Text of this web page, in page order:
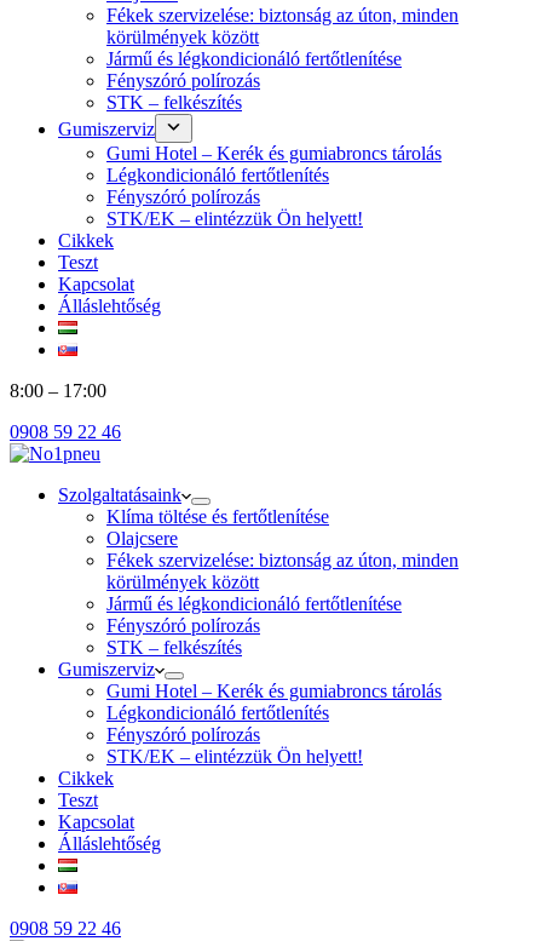
Fékek szervizelése: biztonság az úton, minden
körülmények között
Jármű és légkondicionáló fertőtlenítése
Fényszóró polírozás
STK – felkészítés
Gumiszerviz
Gumi Hotel – Kerék és gumiabroncs tárolás
Légkondicionáló fertőtlenítés
Fényszóró polírozás
STK/EK – elintézzük Ön helyett!
Cikkek
Teszt
Kapcsolat
Álláslehtőség
8:00 – 17:00
0908 59 22 46
Szolgaltatásaink
Klíma töltése és fertőtlenítése
Olajcsere
Fékek szervizelése: biztonság az úton, minden
körülmények között
Jármű és légkondicionáló fertőtlenítése
Fényszóró polírozás
STK – felkészítés
Gumiszerviz
Gumi Hotel – Kerék és gumiabroncs tárolás
Légkondicionáló fertőtlenítés
Fényszóró polírozás
STK/EK – elintézzük Ön helyett!
Cikkek
Teszt
Kapcsolat
Álláslehtőség
0908 59 22 46